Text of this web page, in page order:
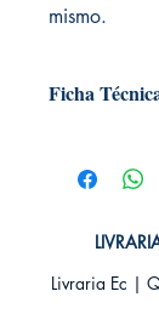
mismo.
Ficha
Editorial:
Idioma:
ISBN:
Tamaño:
Livraria Ec |